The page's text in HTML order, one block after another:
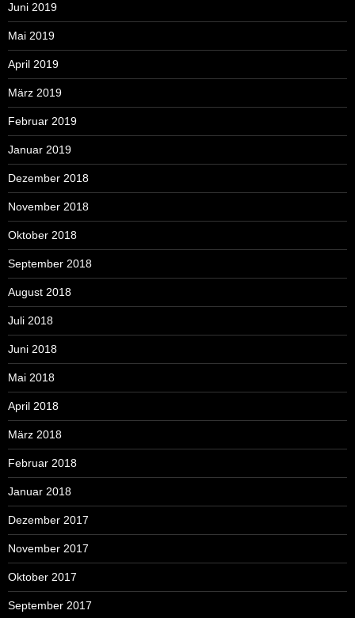
Juni 2019
Mai 2019
April 2019
März 2019
Februar 2019
Januar 2019
Dezember 2018
November 2018
Oktober 2018
September 2018
August 2018
Juli 2018
Juni 2018
Mai 2018
April 2018
März 2018
Februar 2018
Januar 2018
Dezember 2017
November 2017
Oktober 2017
September 2017